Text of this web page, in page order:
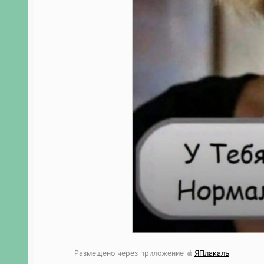
Размещено через приложение ЯПлакалъ